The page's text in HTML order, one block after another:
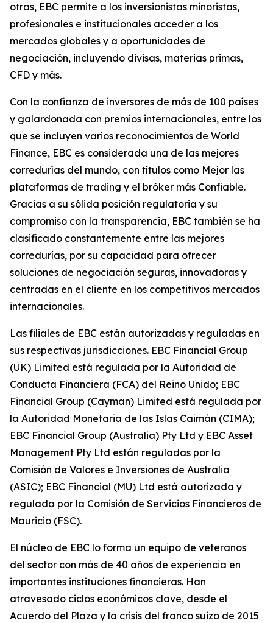
otras, EBC permite a los inversionistas minoristas,
profesionales e institucionales acceder a los
mercados globales y a oportunidades de
negociación, incluyendo divisas, materias primas,
CFD y más.
Con la confianza de inversores de más de 100 países
y galardonada con premios internacionales, entre los
que se incluyen varios reconocimientos de World
Finance, EBC es considerada una de las mejores
corredurías del mundo, con títulos como Mejor las
plataformas de trading y el bróker más Confiable.
Gracias a su sólida posición regulatoria y su
compromiso con la transparencia, EBC también se ha
clasificado constantemente entre las mejores
corredurías, por su capacidad para ofrecer
soluciones de negociación seguras, innovadoras y
centradas en el cliente en los competitivos mercados
internacionales.
Las filiales de EBC están autorizadas y reguladas en
sus respectivas jurisdicciones. EBC Financial Group
(UK) Limited está regulada por la Autoridad de
Conducta Financiera (FCA) del Reino Unido; EBC
Financial Group (Cayman) Limited está regulada por
la Autoridad Monetaria de las Islas Caimán (CIMA);
EBC Financial Group (Australia) Pty Ltd y EBC Asset
Management Pty Ltd están reguladas por la
Comisión de Valores e Inversiones de Australia
(ASIC); EBC Financial (MU) Ltd está autorizada y
regulada por la Comisión de Servicios Financieros de
Mauricio (FSC).
El núcleo de EBC lo forma un equipo de veteranos
del sector con más de 40 años de experiencia en
importantes instituciones financieras. Han
atravesado ciclos económicos clave, desde el
Acuerdo del Plaza y la crisis del franco suizo de 2015